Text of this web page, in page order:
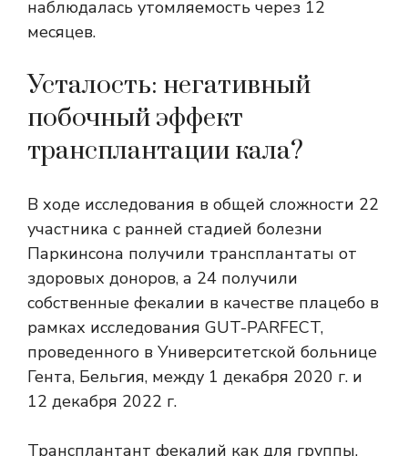
наблюдалась утомляемость через 12
месяцев.
Усталость: негативный
побочный эффект
трансплантации кала?
В ходе исследования в общей сложности 22
участника с ранней стадией болезни
Паркинсона получили трансплантаты от
здоровых доноров, а 24 получили
собственные фекалии в качестве плацебо в
рамках исследования GUT-PARFECT,
проведенного в Университетской больнице
Гента, Бельгия, между 1 декабря 2020 г. и
12 декабря 2022 г.
Трансплантант фекалий как для группы,